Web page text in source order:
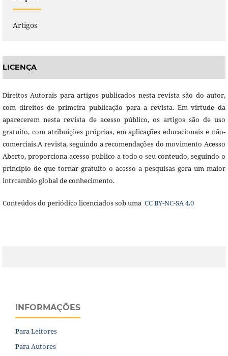
Artigos
LICENÇA
Direitos Autorais para artigos publicados nesta revista são do autor,
com direitos de primeira publicação para a revista. Em virtude da
aparecerem nesta revista de acesso público, os artigos são de uso
gratuito, com atribuições próprias, em aplicações educacionais e não-
comerciais.A revista, seguindo a recomendações do movimento Acesso
Aberto, proporciona acesso publico a todo o seu conteudo, seguindo o
principio de que tornar gratuito o acesso a pesquisas gera um maior
intrcambio global de conhecimento.
Conteúdos do periódico licenciados sob uma CC BY-NC-SA 4.0
INFORMAÇÕES
Para Leitores
Para Autores